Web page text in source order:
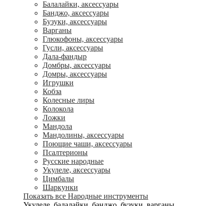
Балалайки, аксессуары
Банджо, аксессуары
Бузуки, аксессуары
Варганы
Глюкофоны, аксессуары
Гусли, аксессуары
Дала-фандыр
Домбры, аксессуары
Домры, аксессуары
Игрушки
Кобза
Колесные лиры
Колокола
Ложки
Мандола
Мандолины, аксессуары
Поющие чаши, аксессуары
Псалтерионы
Русские народные
Укулеле, аксессуары
Цимбалы
Шаркунки
Показать все Народные инструменты